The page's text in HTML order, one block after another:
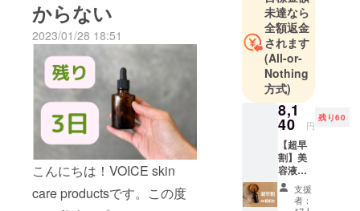
けで惹きつけられてしまい
ます。口角が上がり、笑顔
が素敵だと、明るさや親し
みやすさも感じます。今
は、マスクをしています
が、今後、しなくなる方向
性も見えてきました。
益々、お顔が気になってく
るはずです。そんな時は、
にプロジェクトを支援して
くださった方々、本当にあ
りがとうございます。心よ
り感謝申し上げます。
Voice化粧品開発チームを立
ち上げる時、サロンのお客
様にも声をかけさせていた
だきました。初めての試み
であるし、営業も得意では
からない
2023/01/28 18:51
こんにちは！VOICE skin
care productsです。この度
「VOICE化
粧開発チー
ム」を立ち
上げる。
開発チーム
では、ユー
ザーそし
て、自分達
が本気で使
いたいと思
えるような
「ユーザー
未達なら
全額返金
されます
(All-or-
Nothing
方式)
8,1
40 円
残り60
【超早
割】美
容液１
本 定価
16280
支援
者：